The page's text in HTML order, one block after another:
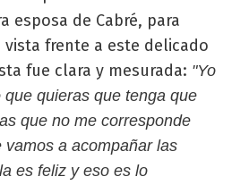
esposa de Cabré, para
frente a este delicado
fue clara y mesurada: "Yo
quieras que tenga que
que no me corresponde
a acompañar las
es feliz y eso es lo